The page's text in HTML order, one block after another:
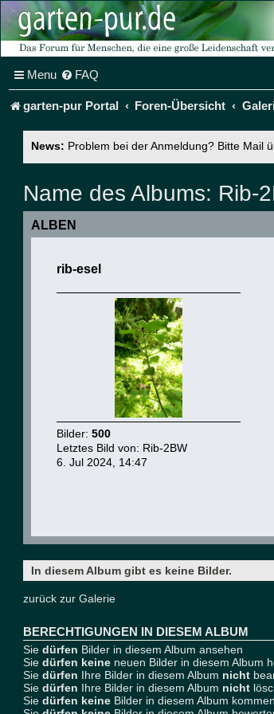
Menu FAQ
garten-pur Portal Foren-Übersicht
News: Problem bei der Anmeldung? Bitte Mail
Name des Albums: Rib-
ALBEN
rib-esel
Bilder: 500
Letztes Bild von: Rib-2BW
6. Jul 2024, 14:47
In diesem Album gibt es keine Bilder.
zurück zur Galerie
BERECHTIGUNGEN IN DIESEM ALBUM
Sie dürfen Bilder in diesem Album ansehen
Sie dürfen keine neuen Bilder in diesem Album
Sie dürfen Ihre Bilder in diesem Album nicht
Sie dürfen Ihre Bilder in diesem Album nicht
Sie dürfen keine Bilder in diesem Album